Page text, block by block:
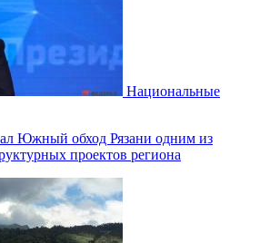
Национальные
Южный обход Рязани одним из
проектов региона